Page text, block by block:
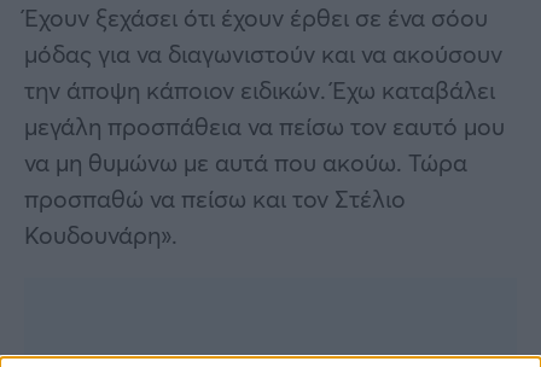
Έχουν ξεχάσει ότι έχουν έρθει σε ένα σόου
μόδας για να διαγωνιστούν και να ακούσουν
την άποψη κάποιον ειδικών. Έχω καταβάλει
μεγάλη προσπάθεια να πείσω τον εαυτό μου
να μη θυμώνω με αυτά που ακούω. Τώρα
προσπαθώ να πείσω και τον Στέλιο
Κουδουνάρη».